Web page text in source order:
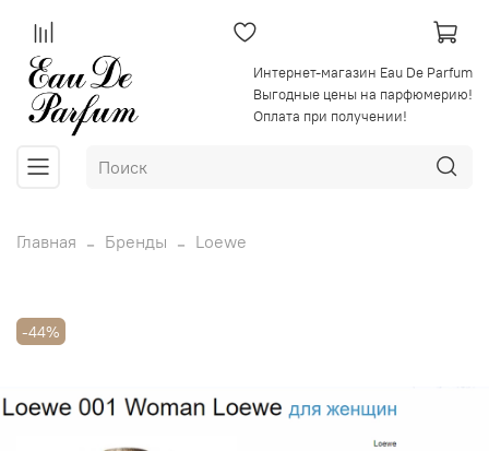
Интернет-магазин Eau De Parfum
Выгодные цены на парфюмерию!
Оплата при получении!
Главная Бренды Loewe
-44%